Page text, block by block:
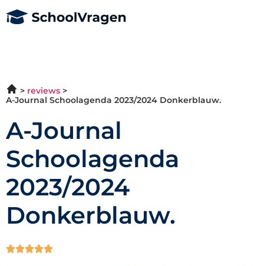
reviews
A-Journal Schoolagenda 2023/2024 Donkerblauw.
A-Journal
Schoolagenda
2023/2024
Donkerblauw.
